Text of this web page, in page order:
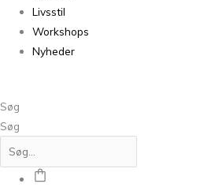
Livsstil
Workshops
Nyheder
Søg
Søg